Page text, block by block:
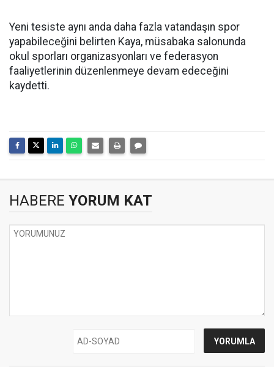
Yeni tesiste aynı anda daha fazla vatandaşın spor
yapabileceğini belirten Kaya, müsabaka salonunda
okul sporları organizasyonları ve federasyon
faaliyetlerinin düzenlenmeye devam edeceğini
kaydetti.
HABERE YORUM KAT